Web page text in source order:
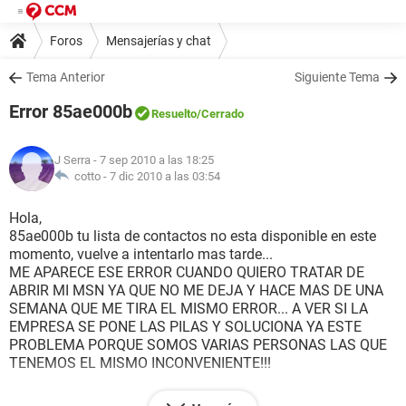
Foros Mensajerías y chat
Tema Anterior Siguiente Tema
Error 85ae000b Resuelto/Cerrado
J Serra - 7 sep 2010 a las 18:25
cotto - 7 dic 2010 a las 03:54
Hola,
85ae000b tu lista de contactos no esta disponible en este
momento, vuelve a intentarlo mas tarde...
ME APARECE ESE ERROR CUANDO QUIERO TRATAR DE
ABRIR MI MSN YA QUE NO ME DEJA Y HACE MAS DE UNA
SEMANA QUE ME TIRA EL MISMO ERROR... A VER SI LA
EMPRESA SE PONE LAS PILAS Y SOLUCIONA YA ESTE
PROBLEMA PORQUE SOMOS VARIAS PERSONAS LAS QUE
TENEMOS EL MISMO INCONVENIENTE!!!